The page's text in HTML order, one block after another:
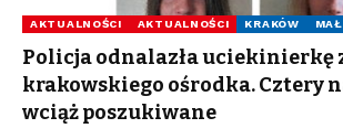
AKTUALNOŚCI AKTUALNOŚCI KRAKÓW
Policja odnalazła uciekinierkę
krakowskiego ośrodka. Cztery
wciąż poszukiwane